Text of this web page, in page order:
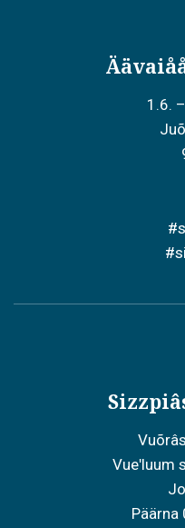
1.6.
Vueʹluum
Päärna